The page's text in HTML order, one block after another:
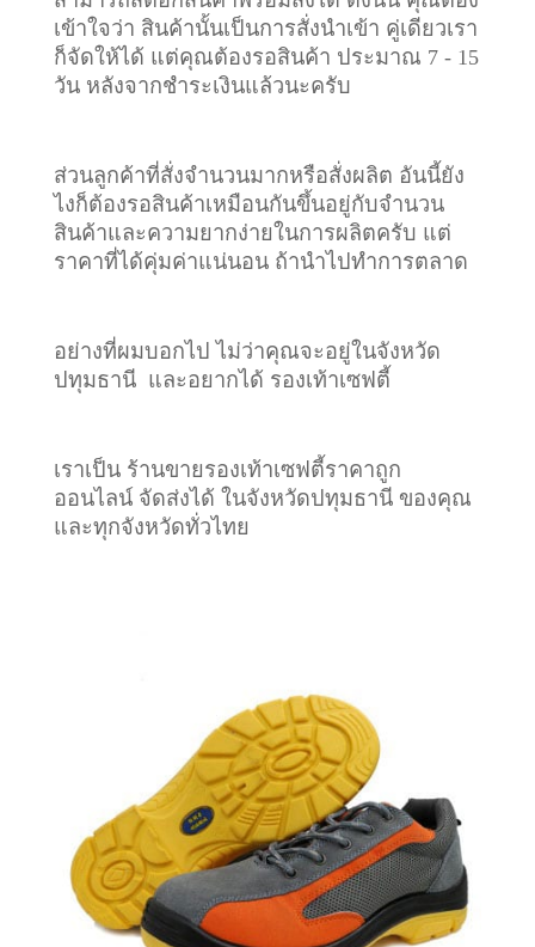
เข้าใจว่า สินค้านั้นเป็นการสั่งนำเข้า คู่เดียวเรา
ก็จัดให้ได้ แต่คุณต้องรอสินค้า ประมาณ 7 - 15
วัน หลังจากชำระเงินแล้วนะครับ
ส่วนลูกค้าที่สั่งจำนวนมากหรือสั่งผลิต อันนี้ยัง
ไงก็ต้องรอสินค้าเหมือนกันขึ้นอยู่กับจำนวน
สินค้าและความยากง่ายในการผลิตครับ แต่
ราคาที่ได้คุ่มค่าแน่นอน ถ้านำไปทำการตลาด
อย่างที่ผมบอกไป ไม่ว่าคุณจะอยู่ในจังหวัด
ปทุมธานี และอยากได้ รองเท้าเซฟตี้
เราเป็น ร้านขายรองเท้าเซฟตี้ราคาถูก
ออนไลน์ จัดส่งได้ ในจังหวัดปทุมธานี ของคุณ
และทุกจังหวัดทั่วไทย